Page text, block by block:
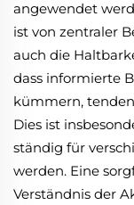
angewendet
ist von zentraler
auch die
dass informierte
kümmern,
Dies ist
ständig für
werden. Eine
Verständnis der